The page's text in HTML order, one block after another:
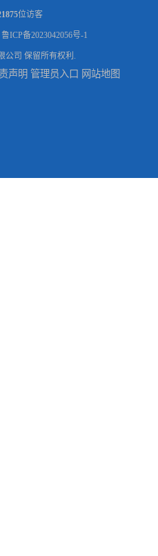
位访客
鲁ICP备2023042056号-1
公司 保留所有权利.
声明 管理员入口 网站地图